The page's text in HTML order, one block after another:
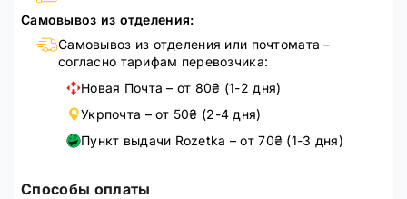
Самовывоз из отделения:
Самовывоз из отделения или почтомата –
согласно тарифам перевозчика:
Новая Почта – от 80₴ (1-2 дня)
Укрпочта – от 50₴ (2-4 дня)
Пункт выдачи Rozetka – от 70₴ (1-3 дня)
Способы оплаты